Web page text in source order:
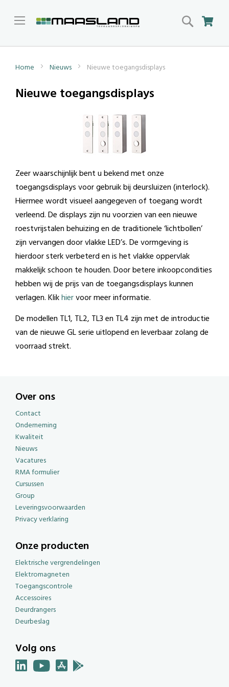
Search
Home Nieuws Nieuwe toegangsdisplays
Nieuwe toegangsdisplays
Zeer waarschijnlijk bent u bekend met onze
toegangsdisplays voor gebruik bij deursluizen (interlock).
Hiermee wordt visueel aangegeven of toegang wordt
verleend. De displays zijn nu voorzien van een nieuwe
roestvrijstalen behuizing en de traditionele ‘lichtbollen’
zijn vervangen door vlakke LED’s. De vormgeving is
hierdoor sterk verbeterd en is het vlakke oppervlak
makkelijk schoon te houden. Door betere inkoopcondities
hebben wij de prijs van de toegangsdisplays kunnen
verlagen. Klikhiervoor meer informatie.
De modellen TL1, TL2, TL3 en TL4 zijn met de introductie
van de nieuwe GL serie uitlopend en leverbaar zolang de
voorraad strekt.
Over ons
Contact
Onderneming
Kwaliteit
Nieuws
Vacatures
RMA formulier
Cursussen
Group
Leveringsvoorwaarden
Privacy verklaring
Onze producten
Elektrische vergrendelingen
Elektromagneten
Toegangscontrole
Accessoires
Deurdrangers
Deurbeslag
Volg ons